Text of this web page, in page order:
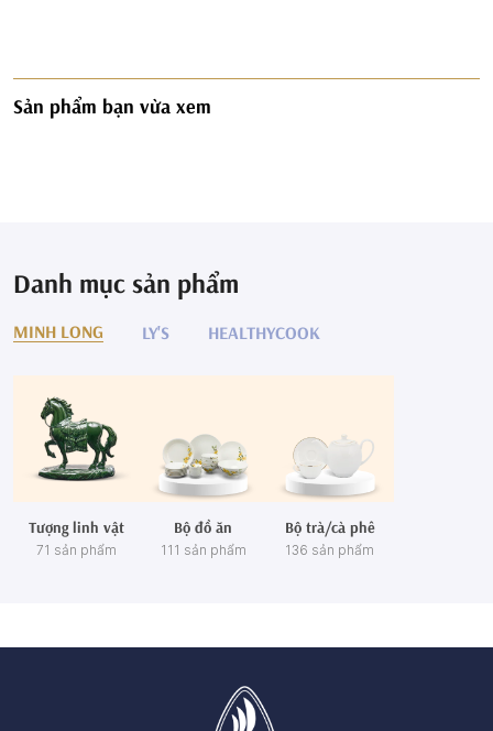
Sản phẩm bạn vừa xem
Danh mục sản phẩm
MINH LONG LY'S HEALTHYCOOK
Tượng linh vật
71 sản phẩm
Bộ đồ ăn
111 sản phẩm
Bộ trà/cà phê
136 sản phẩm